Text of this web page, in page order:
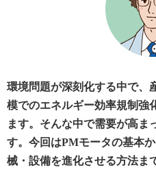
環境問題が深刻化する中で、
模でのエネルギー効率規制強
ます。そんな中で需要が高ま
す。今回はPMモータの基本
械・設備を進化させる方法ま